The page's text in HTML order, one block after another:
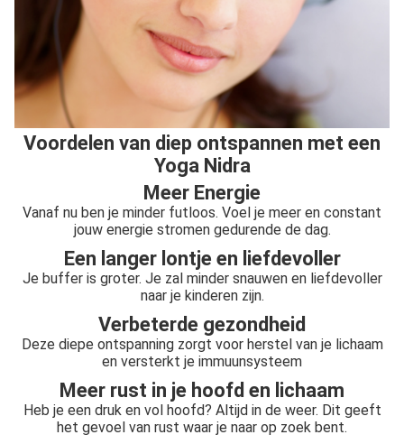
Voordelen van diep ontspannen met een
Yoga Nidra
Meer Energie
Vanaf nu ben je minder futloos. Voel je meer en constant
jouw energie stromen gedurende de dag.
Een langer lontje en liefdevoller
Je buffer is groter. Je zal minder snauwen en liefdevoller
naar je kinderen zijn.
Verbeterde gezondheid
Deze diepe ontspanning zorgt voor herstel van je lichaam
en versterkt je immuunsysteem
Meer rust in je hoofd en lichaam
Heb je een druk en vol hoofd? Altijd in de weer. Dit geeft
het gevoel van rust waar je naar op zoek bent.